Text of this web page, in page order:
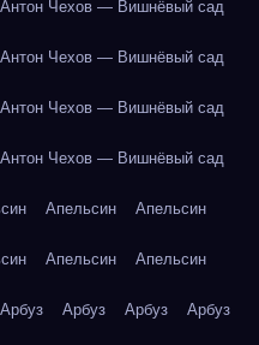
Антон Чехов — Вишнёвый сад
Антон Чехов — Вишнёвый сад
Антон Чехов — Вишнёвый сад
Антон Чехов — Вишнёвый сад
Апельсин Апельсин
Апельсин Апельсин
Арбуз Арбуз Арбуз Арбуз